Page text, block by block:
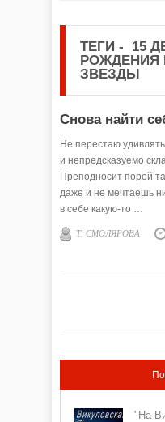
ТЕГИ - 15
РОЖДЕНИЯ
ЗВЕЗДЫ
Снова найти
Не перестаю
и непредсказуемо
Преподносит порой
даже и не мечтаешь
в себе какую-то …
Т. СМОЛЯРОВА
"На